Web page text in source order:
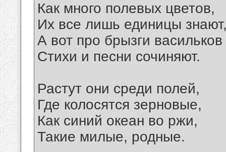
Как много полевых цветов,
Их все лишь единицы
А вот про брызги васильков
Стихи и песни сочиняют.
Растут они среди полей,
Где колосятся зерновые,
Как синий океан во ржи,
Такие милые, родные.